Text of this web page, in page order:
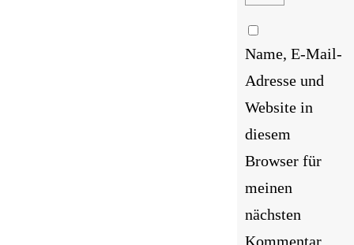
Name, E-Mail-
Adresse und
Website in
diesem
Browser für
meinen
nächsten
Kommentar